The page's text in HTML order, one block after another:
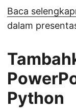
Baca
dalam
Python